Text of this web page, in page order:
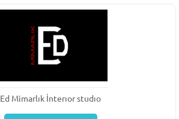
Ed Mimarlık İnterıor studıo